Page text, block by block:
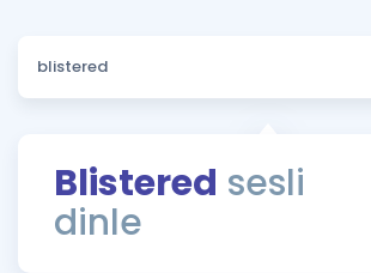
Sözlük
Rehberlik Aracı
ÖSYM Sınav Takvimi
Hakkımızda
Blistered sesli
dinle